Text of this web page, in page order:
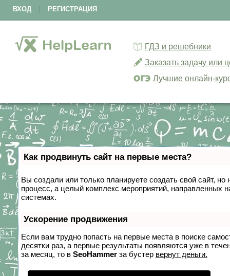
ВХОД РЕГИСТРАЦИЯ
ГДЗ и решебники
Заказать задачу или
Лучшие онлайн-
Как продвинуть сайт на первые места?
Вы создали или только планируете создать свой сайт,
процесс, а целый комплекс мероприятий, направленных
системах.
Ускорение продвижения
Если вам трудно попасть на первые места в поиске
десятки раз, а первые результаты появляются уже в
за месяц, то в SeoHammer за бустер вернут деньги.